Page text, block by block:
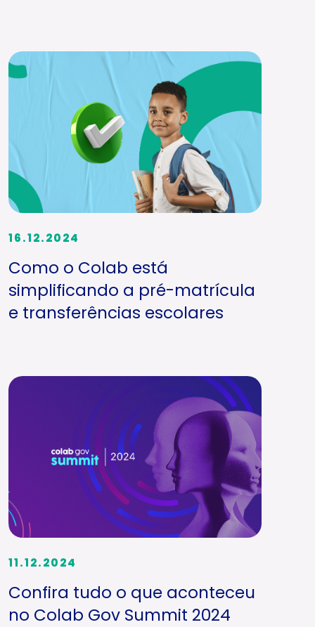
16.12.2024
Como o Colab está
simplificando a pré-matrícula
e transferências escolares
11.12.2024
Confira tudo o que aconteceu
no Colab Gov Summit 2024